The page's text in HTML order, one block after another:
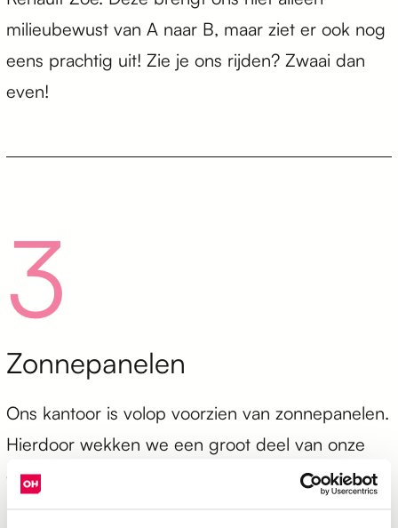
milieubewust van A naar B, maar ziet er ook nog
eens prachtig uit! Zie je ons rijden? Zwaai dan
even!
3
Zonnepanelen
Ons kantoor is volop voorzien van zonnepanelen.
Hierdoor wekken we een groot deel van onze
elektriciteit zelf op. Laat die zon maar schijnen!